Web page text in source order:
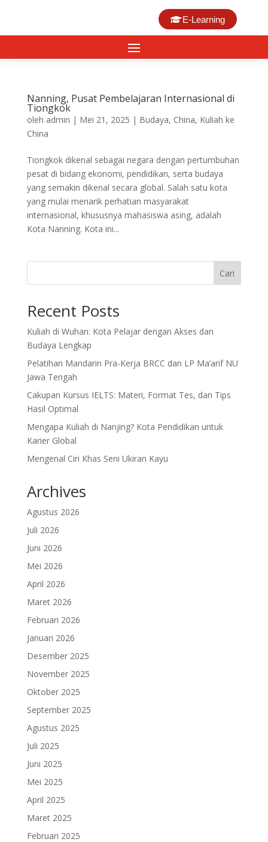
E-Learning
Nanning, Pusat Pembelajaran Internasional di
Tiongkok
oleh admin | Mei 21, 2025 | Budaya, China, Kuliah ke
China
Tiongkok dikenal sebagai negara dengan pertumbuhan
pesat di bidang ekonomi, pendidikan, serta budaya
yang semakin dikenal secara global. Salah satu kota
yang mulai menarik perhatian masyarakat
internasional, khususnya mahasiswa asing, adalah
Kota Nanning. Kota ini...
Cari
Recent Posts
Kuliah di Wuhan: Kota Pelajar dengan Akses dan
Budaya Lengkap
Pelatihan Mandarin Pra-Kerja BRCC dan LP Ma’arif NU
Jawa Tengah
Cakupan Kursus IELTS: Materi, Format Tes, dan Tips
Hasil Optimal
Mengapa Kuliah di Nanjing? Kota Pendidikan untuk
Karier Global
Mengenal Ciri Khas Seni Ukiran Kayu
Archives
Agustus 2026
Juli 2026
Juni 2026
Mei 2026
April 2026
Maret 2026
Februari 2026
Januari 2026
Desember 2025
November 2025
Oktober 2025
September 2025
Agustus 2025
Juli 2025
Juni 2025
Mei 2025
April 2025
Maret 2025
Februari 2025